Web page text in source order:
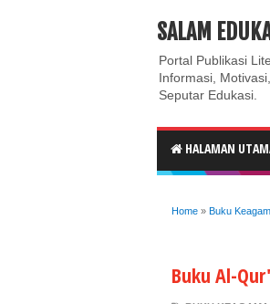
ABOUT CONTACT
SALAM
Portal Publikasi
Informasi,
Seputar Edukasi.
HALAMAN
Home » Buku
Buku Al-